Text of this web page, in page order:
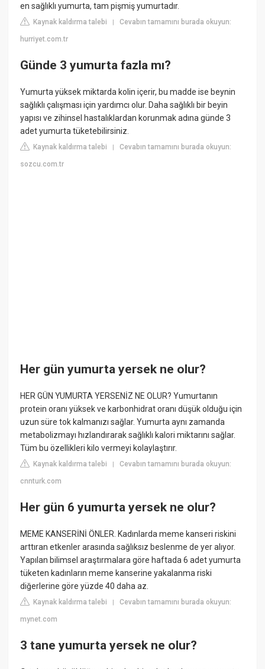
en sağlıklı yumurta, tam pişmiş yumurtadır.
Kaynak kaldırma talebi |Cevabın tamamını burada okuyun:
hurriyet.com.tr
Günde 3 yumurta fazla mı?
Yumurta yüksek miktarda kolin içerir, bu madde ise beynin
sağlıklı çalışması için yardımcı olur. Daha sağlıklı bir beyin
yapısı ve zihinsel hastalıklardan korunmak adına günde 3
adet yumurta tüketebilirsiniz.
Kaynak kaldırma talebi |Cevabın tamamını burada okuyun:
sozcu.com.tr
Her gün yumurta yersek ne olur?
HER GÜN YUMURTA YERSENİZ NE OLUR? Yumurtanın
protein oranı yüksek ve karbonhidrat oranı düşük olduğu için
uzun süre tok kalmanızı sağlar. Yumurta aynı zamanda
metabolizmayı hızlandırarak sağlıklı kalori miktarını sağlar.
Tüm bu özellikleri kilo vermeyi kolaylaştırır.
Kaynak kaldırma talebi |Cevabın tamamını burada okuyun:
cnnturk.com
Her gün 6 yumurta yersek ne olur?
MEME KANSERİNİ ÖNLER. Kadınlarda meme kanseri riskini
arttıran etkenler arasında sağlıksız beslenme de yer alıyor.
Yapılan bilimsel araştırmalara göre haftada 6 adet yumurta
tüketen kadınların meme kanserine yakalanma riski
diğerlerine göre yüzde 40 daha az.
Kaynak kaldırma talebi |Cevabın tamamını burada okuyun:
mynet.com
3 tane yumurta yersek ne olur?